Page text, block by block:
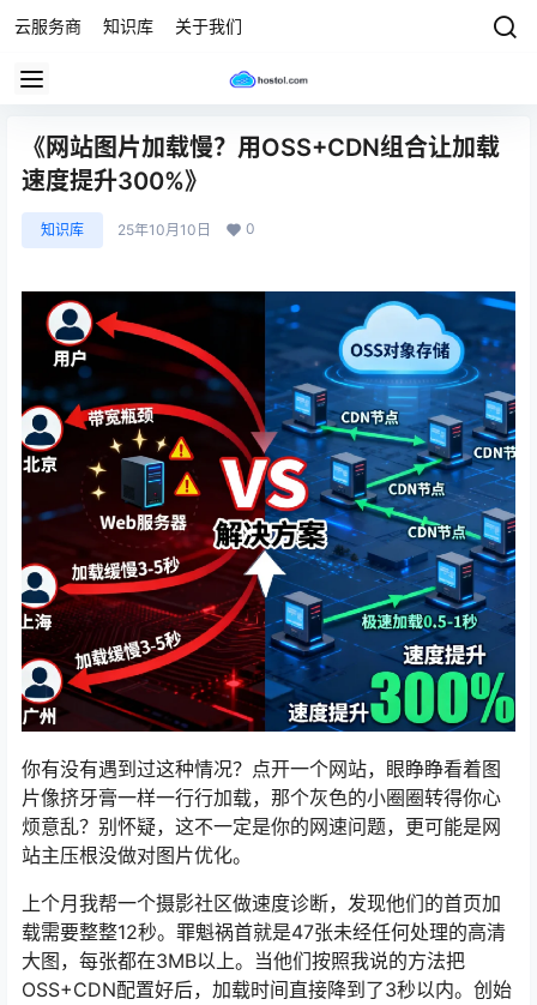
云服务商 知识库 关于我们
《网站图片加载慢？用OSS+CDN组合让加载
速度提升300%》
知识库 25年10月10日 0
你有没有遇到过这种情况？点开一个网站，眼睁睁看着图
片像挤牙膏一样一行行加载，那个灰色的小圈圈转得你心
烦意乱？别怀疑，这不一定是你的网速问题，更可能是网
站主压根没做对图片优化。
上个月我帮一个摄影社区做速度诊断，发现他们的首页加
载需要整整12秒。罪魁祸首就是47张未经任何处理的高清
大图，每张都在3MB以上。当他们按照我说的方法把
OSS+CDN配置好后，加载时间直接降到了3秒以内。创始